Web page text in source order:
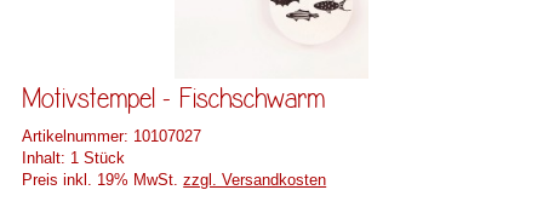
Motivstempel - Fischschwarm
Artikelnummer: 10107027
Inhalt: 1 Stück
Preis inkl. 19% MwSt.zzgl. Versandkosten